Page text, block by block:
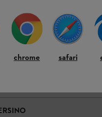
chrome safari